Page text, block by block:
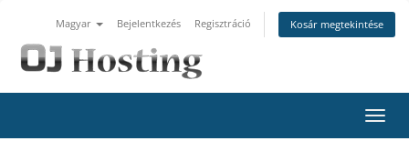
Magyar Bejelentkezés Regisztráció Kosár megtekintése
a